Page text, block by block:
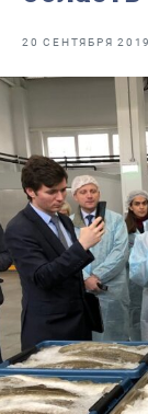
Выставки
Научно-
Отрасль в
Большая
События в
20 СЕНТЯБРЯ 2019